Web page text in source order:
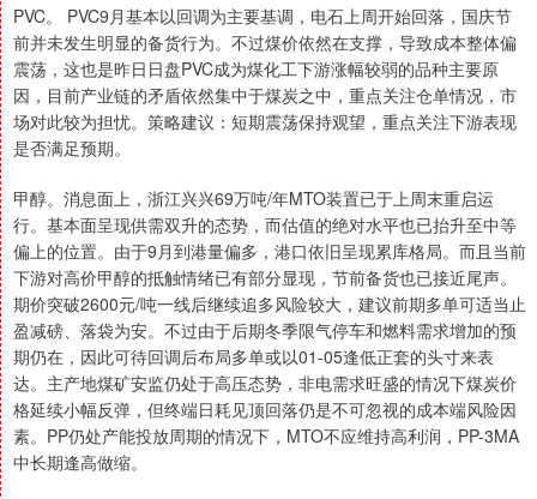
PVC。 PVC9月基本以回调为主要基调，电石上周开始回落，国庆节
前并未发生明显的备货行为。不过煤价依然在支撑，导致成本整体偏
震荡，这也是昨日日盘PVC成为煤化工下游涨幅较弱的品种主要原
因，目前产业链的矛盾依然集中于煤炭之中，重点关注仓单情况，市
场对此较为担忧。策略建议：短期震荡保持观望，重点关注下游表现
是否满足预期。
甲醇。消息面上，浙江兴兴69万吨/年MTO装置已于上周末重启运
行。基本面呈现供需双升的态势，而估值的绝对水平也已抬升至中等
偏上的位置。由于9月到港量偏多，港口依旧呈现累库格局。而且当前
下游对高价甲醇的抵触情绪已有部分显现，节前备货也已接近尾声。
期价突破2600元/吨一线后继续追多风险较大，建议前期多单可适当止
盈减磅、落袋为安。不过由于后期冬季限气停车和燃料需求增加的预
期仍在，因此可待回调后布局多单或以01-05逢低正套的头寸来表
达。主产地煤矿安监仍处于高压态势，非电需求旺盛的情况下煤炭价
格延续小幅反弹，但终端日耗见顶回落仍是不可忽视的成本端风险因
素。PP仍处产能投放周期的情况下，MTO不应维持高利润，PP-3MA
中长期逢高做缩。